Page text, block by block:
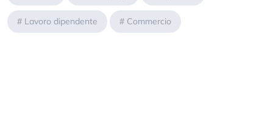
# Lavoro dipendente # Commercio